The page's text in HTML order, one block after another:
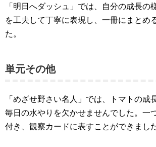
「明日へダッシュ」では、自分の成長の
を工夫して丁寧に表現し、一冊にまとめ
た。
単元その他
「めざせ野さい名人」では、トマトの成
毎日の水やりを欠かせませんでした。一
付き、観察カードに表すことができました